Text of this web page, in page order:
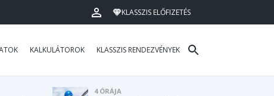
KLASSZIS ELŐFIZETÉS
KALKULÁTOROK KLASSZIS RENDEZVÉNYEK
4 ÓRÁJA